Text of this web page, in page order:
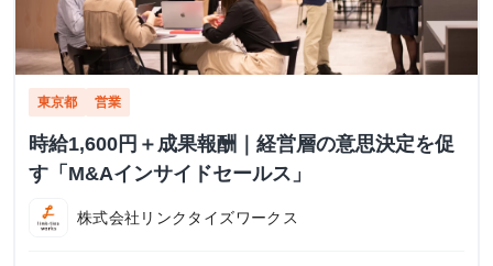
東京都 営業
時給1,600円＋成果報酬｜経営層の意思決定を促
す「M&Aインサイドセールス」
株式会社リンクタイズワークス